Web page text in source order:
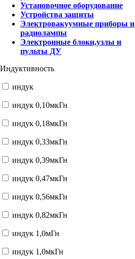
Установочное оборудование
Устройства защиты
Электровакуумные приборы и
радиолампы
Электронные блоки,узлы и
пульты ДУ
Индуктивность
индук
индук 0,10мкГн
индук 0,18мкГн
индук 0,33мкГн
индук 0,39мкГн
индук 0,47мкГн
индук 0,56мкГн
индук 0,82мкГн
индук 1,0мГн
индук 1,0мкГн